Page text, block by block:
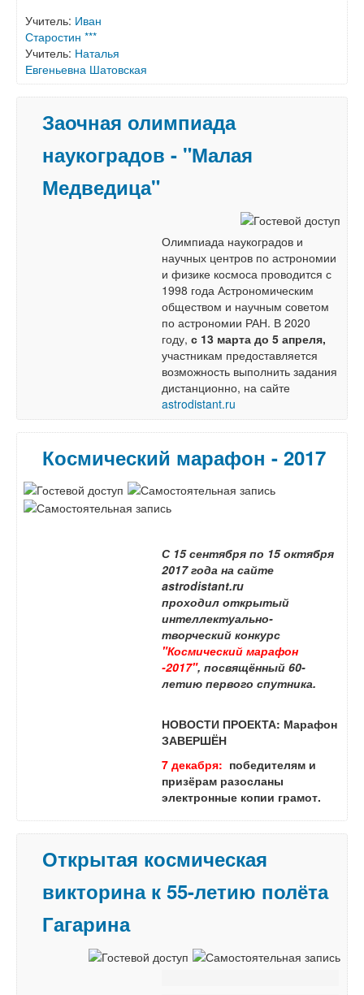
Учитель: Иван
Старостин ***
Учитель: Наталья
Евгеньевна Шатовская
Заочная олимпиада
наукоградов - "Малая
Медведица"
Олимпиада наукоградов и
научных центров по астрономии
и физике космоса проводится с
1998 года Астрономическим
обществом и научным советом
по астрономии РАН. В 2020
году,с 13 марта до 5 апреля,
участникам предоставляется
возможность выполнить задания
дистанционно, на сайте
astrodistant.ru
Космический марафон - 2017
С 15 сентября по 15 октября
2017 года на сайте
astrodistant.ru
проходилоткрытый
интеллектуально-
творческий конкурс
"Космический марафон
-2017", посвящённый 60-
летию первого спутника.
НОВОСТИ ПРОЕКТА: Марафон
ЗАВЕРШЁН
7 декабря: победителям и
призёрам разосланы
электронные копии грамот.
Открытая космическая
викторина к 55-летию полёта
Гагарина